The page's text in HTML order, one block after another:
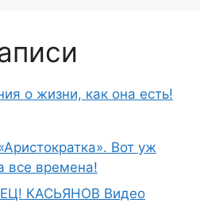
о жизни, как она есть!
Вот уж
все времена!
КАСЬЯНОВ Видео